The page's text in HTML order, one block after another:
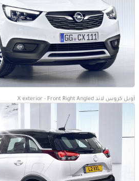
أوبل كروس لاند X exterior - Front Right Angled